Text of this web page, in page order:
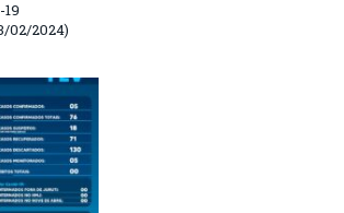
02/2024)